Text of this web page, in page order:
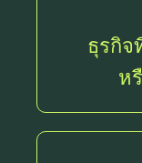
ธุรกิจ
ห